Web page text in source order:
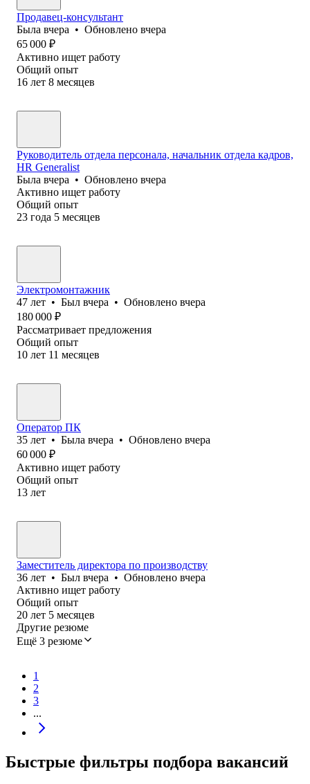
Продавец-консультант
Была вчера • Обновлено вчера
65 000 ₽
Активно ищет работу
Общий опыт
16 лет 8 месяцев
Руководитель отдела персонала, начальник отдела кадров,
HR Generalist
Была вчера • Обновлено вчера
Активно ищет работу
Общий опыт
23 года 5 месяцев
Электромонтажник
47 лет • Был вчера • Обновлено вчера
180 000 ₽
Рассматривает предложения
Общий опыт
10 лет 11 месяцев
Оператор ПК
35 лет • Была вчера • Обновлено вчера
60 000 ₽
Активно ищет работу
Общий опыт
13 лет
Заместитель директора по производству
36 лет • Был вчера • Обновлено вчера
Активно ищет работу
Общий опыт
20 лет 5 месяцев
Другие резюме
Ещё 3 резюме
1
2
3
...
Быстрые фильтры подбора вакансий